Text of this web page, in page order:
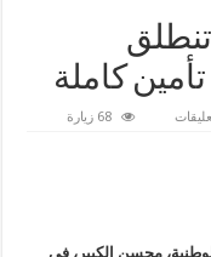
كاملة
68 زيارة
محسن الكبير، في